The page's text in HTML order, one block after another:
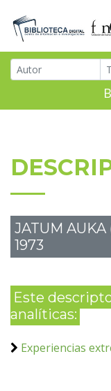
JATUM AUKA
1973
Este
analíticas:
Experiencias